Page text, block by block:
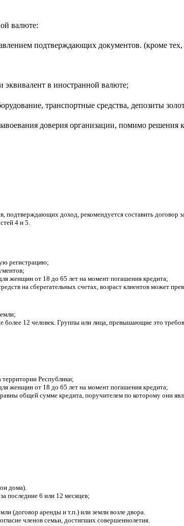
валюте:
подтверждающих документов. (кроме
в иностранной валюте;
транспортные средства, депозиты
доверия организации, помимо решения
доход, рекомендуется составить договор
4 и 5.
регистрацию;
женщин от 18 до 65 лет на момент погашения кредита;
на сберегательных счетах, возраст клиентов может
12 человек. Группы или лица, превышающие это
Республики;
женщин от 18 до 65 лет на момент погашения кредита;
общей сумме кредита, поручителем по которому они
дома).
последние 6 или 12 месяцев;
(договор аренды и т.п.) или земли возле двора.
членов семьи, достигших совершеннолетия.